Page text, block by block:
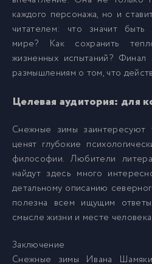
25_Snezhnye_zimy
26 26_Snezhnye_zimy
28 28_Snezhnye_zimy
29 29_Snezhnye_zimy
30 30_Snezhnye_zimy
31 31_Snezhnye_zimy
каждого персонажа, но и
читателем: что значит
мире? Как сохранить
жизненных испытаний? Финал
размышлениям о том, что
Целевая аудитория: для
Снежные зимы заинтересуют
ценят глубокие
философии. Любители
найдут здесь много
детальному описанию
полезна всем ищущим
смысле жизни и месте
Заключение
Снежные зимы Ивана